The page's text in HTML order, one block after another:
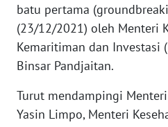
batu pertama
(23/12/2021) oleh Menteri
Kemaritiman dan Investasi
Binsar Pandjaitan.
Turut mendampingi
Yasin Limpo, Menteri
INFO
IKLAN
TENTANG
PEDOMAN